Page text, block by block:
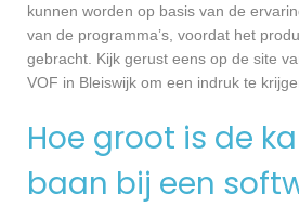
kunnen worden op basis van de
van de programma’s, voordat het
gebracht. Kijk gerust eens op de site
VOF in Bleiswijk om een indruk te
Hoe groot is de
baan bij een